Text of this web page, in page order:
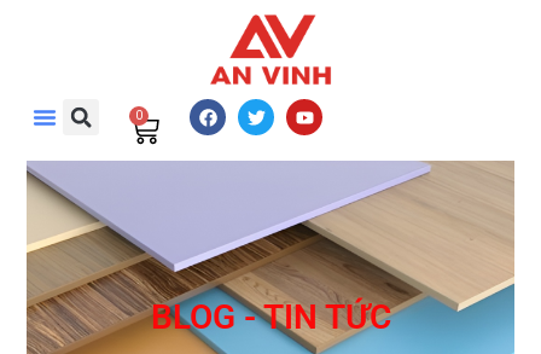
0
BLOG - TIN TỨC